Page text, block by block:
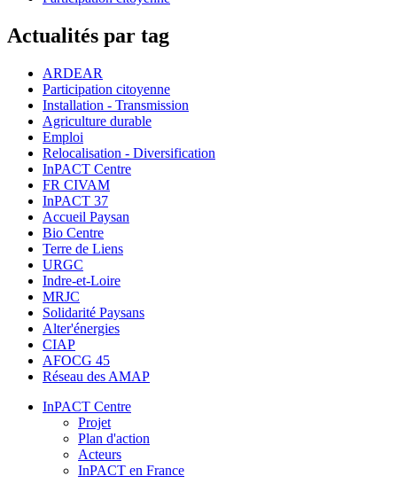
Actualités par tag
ARDEAR
Participation citoyenne
Installation - Transmission
Agriculture durable
Emploi
Relocalisation - Diversification
InPACT Centre
FR CIVAM
InPACT 37
Accueil Paysan
Bio Centre
Terre de Liens
URGC
Indre-et-Loire
MRJC
Solidarité Paysans
Alter'énergies
CIAP
AFOCG 45
Réseau des AMAP
InPACT Centre
Projet
Plan d'action
Acteurs
InPACT en France